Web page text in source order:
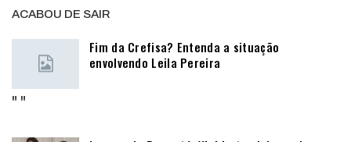
ACABOU DE SAIR
Fim da Crefisa? Entenda a situação
envolvendo Leila Pereira
" "